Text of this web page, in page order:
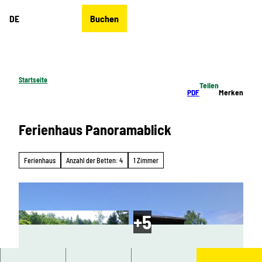
DE Buchen
Startseite
PDF
Teilen
Merken
Ferienhaus Panoramablick
Ferienhaus Anzahl der Betten: 4 1 Zimmer